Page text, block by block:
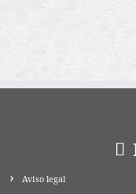
Aviso legal